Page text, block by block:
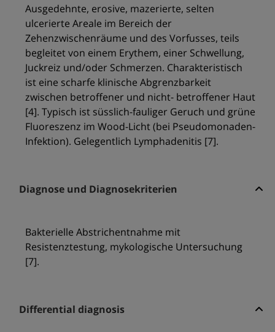
Ausgedehnte, erosive, mazerierte, selten
ulcerierte Areale im Bereich der
Zehenzwischenräume und des Vorfusses, teils
begleitet von einem Erythem, einer Schwellung,
Juckreiz und/oder Schmerzen. Charakteristisch
ist eine scharfe klinische Abgrenzbarkeit
zwischen betroffener und nicht- betroffener Haut
[4]. Typisch ist süsslich-fauliger Geruch und grüne
Fluoreszenz im Wood-Licht (bei Pseudomonaden-
Infektion). Gelegentlich Lymphadenitis [7].
Diagnose und Diagnosekriterien
Bakterielle Abstrichentnahme mit
Resistenztestung, mykologische Untersuchung
[7].
Differential diagnosis